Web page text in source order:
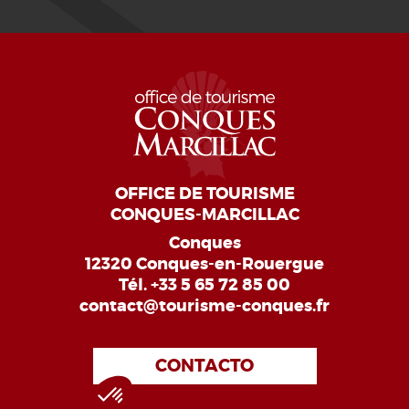
OFFICE DE TOURISME
CONQUES-MARCILLAC
Conques
12320 Conques-en-Rouergue
Tél.+33 5 65 72 85 00
contact@tourisme-conques.fr
CONTACTO